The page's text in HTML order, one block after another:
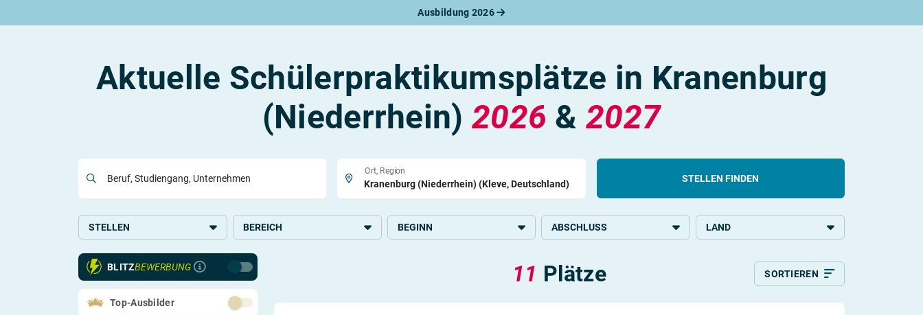
Ausbildung 2026
Rund um die Ausbildung
Alle Bundesländer
Ausbildungsbeginn
Rund um das duale Studium
Alle Orte von A-Z
Rund um Berufe
Berufe nach Themen
Alle Berufe
Schülerpraktikum
Bewerbungsratgeber
Vorlagen
Online-Bewerbung
Vorstellungsgespräch
Bewerbungs-Check
Aktuelle Schülerpraktikumsplätze in Kranenburg
(Niederrhein) 2026 &2027
Beruf, Studiengang, Unternehmen
Ort, Region
STELLEN FINDEN
STELLEN
Ausbildung
Duales Studium
Schülerpraktikum
BEREICH
Handel
Kaufmännisches, Büro und
Verwaltung
Logistik und Verkehr
BEGINN ABSCHLUSS LAND
Deutschland
BLITZBEWERBUNG
Top-Ausbilder
11 Plätze SORTIEREN